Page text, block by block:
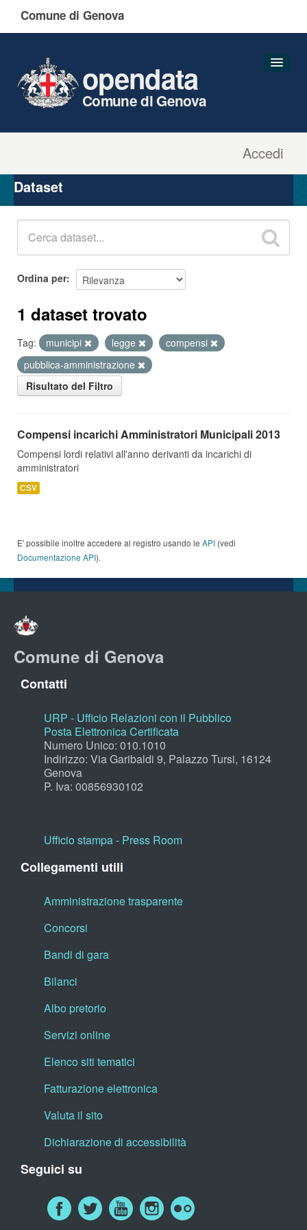
Comune di Genova
Accedi
opendata
Comune di Genova
Organizzazioni
Gruppi
Dataset
Ordina per
1 dataset trovato
Tag: municipi legge
compensi
pubblica-amministrazione
Risultato del Filtro
Compensi incarichi Amministratori Municipali 2013
Compensi lordi relativi all'anno derivanti da incarichi di
amministratori
CSV
E' possibile inoltre accedere al registro usando le API (vedi
Documentazione API).
Comune di Genova
Contatti
URP - Ufficio Relazioni con il Pubblico
Posta Elettronica Certificata
Numero Unico: 010.1010
Indirizzo: Via Garibaldi 9, Palazzo Tursi, 16124
Genova
P. Iva: 00856930102
Ufficio stampa - Press Room
Collegamenti utili
Amministrazione trasparente
Concorsi
Bandi di gara
Bilanci
Albo pretorio
Servizi online
Elenco siti tematici
Fatturazione elettronica
Valuta il sito
Dichiarazione di accessibilità
Seguici su